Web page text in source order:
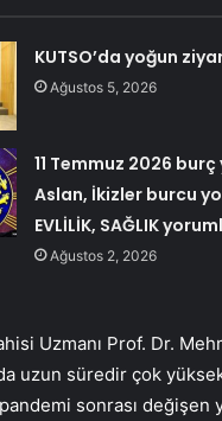
KUTSO’da yoğun
Ağustos 5, 2026
11 Temmuz 2026
Aslan, İkizler burcu
EVLİLİK, SAĞLIK
Ağustos 2, 2026
Uzmanı Prof. Dr.
uzun süredir çok
sonrası değişen